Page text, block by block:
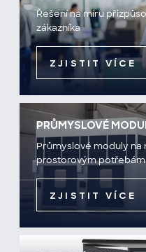
Řešení na míru
zákazníka
ZJISTIT VÍCE
PRŮMYSLOVÉ
Průmyslové moduly na
prostorovým potřebám
ZJISTIT VÍCE